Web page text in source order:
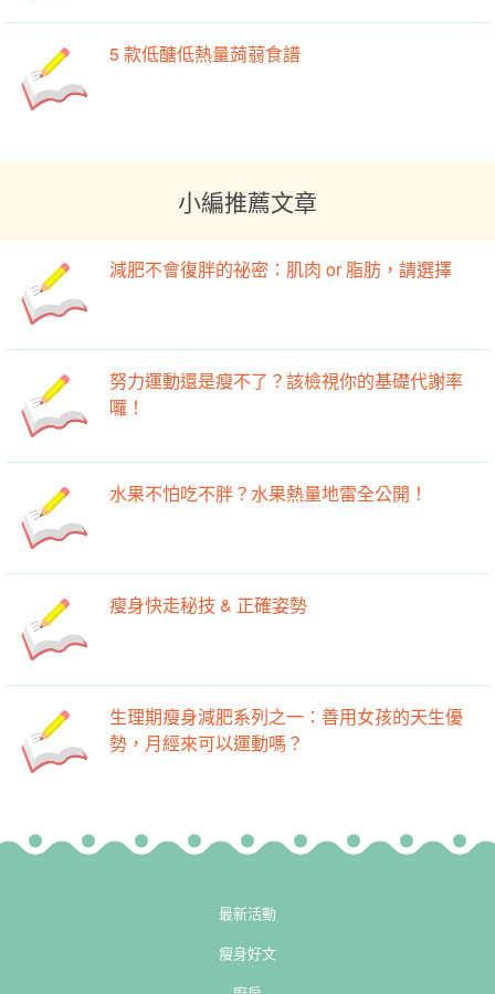
5 款低醣低熱量蒟蒻食譜
小編推薦文章
減肥不會復胖的祕密：肌肉 or 脂肪，請選擇
努力運動還是瘦不了？該檢視你的基礎代謝率
囉！
水果不怕吃不胖？水果熱量地雷全公開！
瘦身快走秘技 & 正確姿勢
生理期瘦身減肥系列之一：善用女孩的天生優
勢，月經來可以運動嗎？
最新活動
瘦身好文